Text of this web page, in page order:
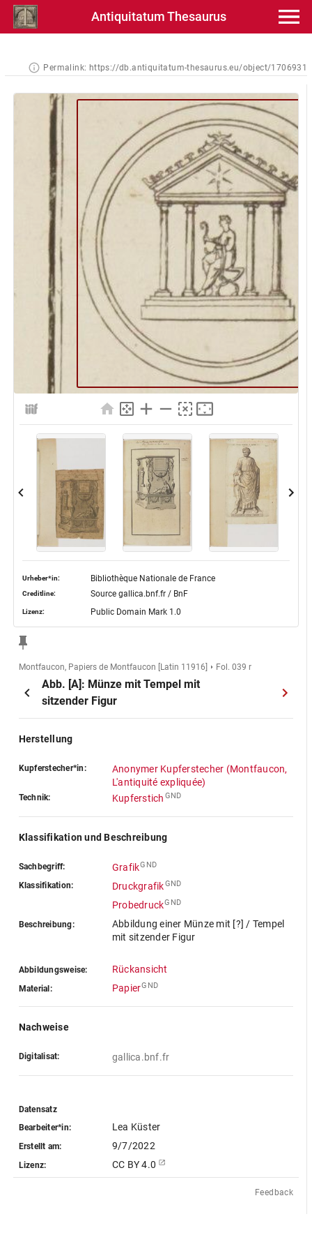
Antiquitatum Thesaurus
Permalink: https://db.antiquitatum-thesaurus.eu/object/1706931
Urheber*in: Bibliothèque Nationale de France
Creditline: Source gallica.bnf.fr / BnF
Lizenz: Public Domain Mark 1.0
Montfaucon, Papiers de Montfaucon [Latin 11916] Fol. 039 r
Abb. [A]: Münze mit Tempel mit
sitzender Figur
Herstellung
Kupferstecher*in:
Anonymer Kupferstecher (Montfaucon,
L'antiquité expliquée)
Technik: Kupferstich GND
Klassifikation und Beschreibung
Sachbegriff: GrafikGND
Klassifikation: DruckgrafikGND
ProbedruckGND
Beschreibung:
Abbildung einer Münze mit [?] / Tempel
mit sitzender Figur
Abbildungsweise: Rückansicht
Material: PapierGND
Nachweise
Digitalisat: gallica.bnf.fr
Datensatz
Bearbeiter*in:
Lea Küster
Erstellt am: 9/7/2022
Lizenz: CC BY 4.0
Feedback